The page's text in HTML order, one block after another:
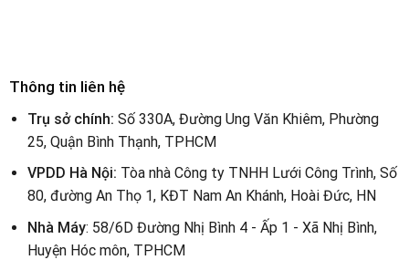
Thông tin liên hệ
Trụ sở chính: Số 330A, Đường Ung Văn Khiêm, Phường
25, Quận Bình Thạnh, TPHCM
VPDD Hà Nội: Tòa nhà Công ty TNHH Lưới Công Trình, Số
80, đường An Thọ 1, KĐT Nam An Khánh, Hoài Đức, HN
Nhà Máy: 58/6D Đường Nhị Bình 4 - Ấp 1 - Xã Nhị Bình,
Huyện Hóc môn, TPHCM